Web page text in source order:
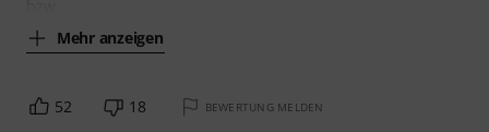
Mehr anzeigen
52 18 BEWERTUNG MELDEN